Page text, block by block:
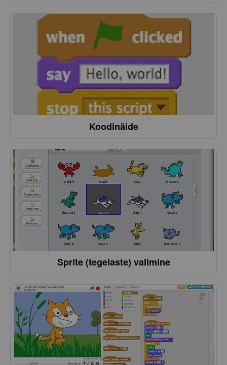
Koodinäide
Sprite (tegelaste) valimine